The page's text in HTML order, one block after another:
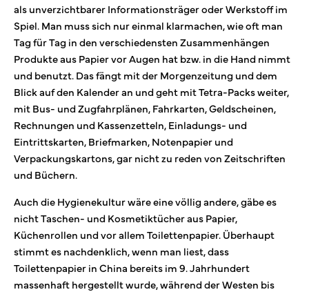
als unverzichtbarer Informationsträger oder Werkstoff im
Spiel. Man muss sich nur einmal klarmachen, wie oft man
Tag für Tag in den verschiedensten Zusammenhängen
Produkte aus Papier vor Augen hat bzw. in die Hand nimmt
und benutzt. Das fängt mit der Morgenzeitung und dem
Blick auf den Kalender an und geht mit Tetra-Packs weiter,
mit Bus- und Zugfahrplänen, Fahrkarten, Geldscheinen,
Rechnungen und Kassenzetteln, Einladungs- und
Eintrittskarten, Briefmarken, Notenpapier und
Verpackungskartons, gar nicht zu reden von Zeitschriften
und Büchern.
Auch die Hygienekultur wäre eine völlig andere, gäbe es
nicht Taschen- und Kosmetiktücher aus Papier,
Küchenrollen und vor allem Toilettenpapier. Überhaupt
stimmt es nachdenklich, wenn man liest, dass
Toilettenpapier in China bereits im 9. Jahrhundert
massenhaft hergestellt wurde, während der Westen bis